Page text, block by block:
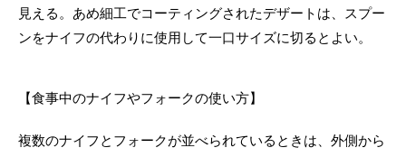
見える。あめ細工でコーティングされたデザートは、スプー
ンをナイフの代わりに使用して一口サイズに切るとよい。
【食事中のナイフやフォークの使い方】
複数のナイフとフォークが並べられているときは、外側から